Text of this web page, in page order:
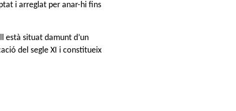
i arreglat per anar-hi fins
està situat damunt d’un
del segle XI i constitueix